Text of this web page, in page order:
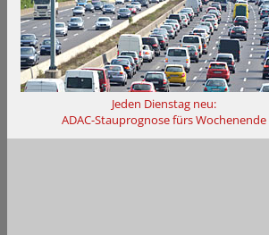
Jeden Dienstag neu:
ADAC-Stauprognose fürs Wochenende